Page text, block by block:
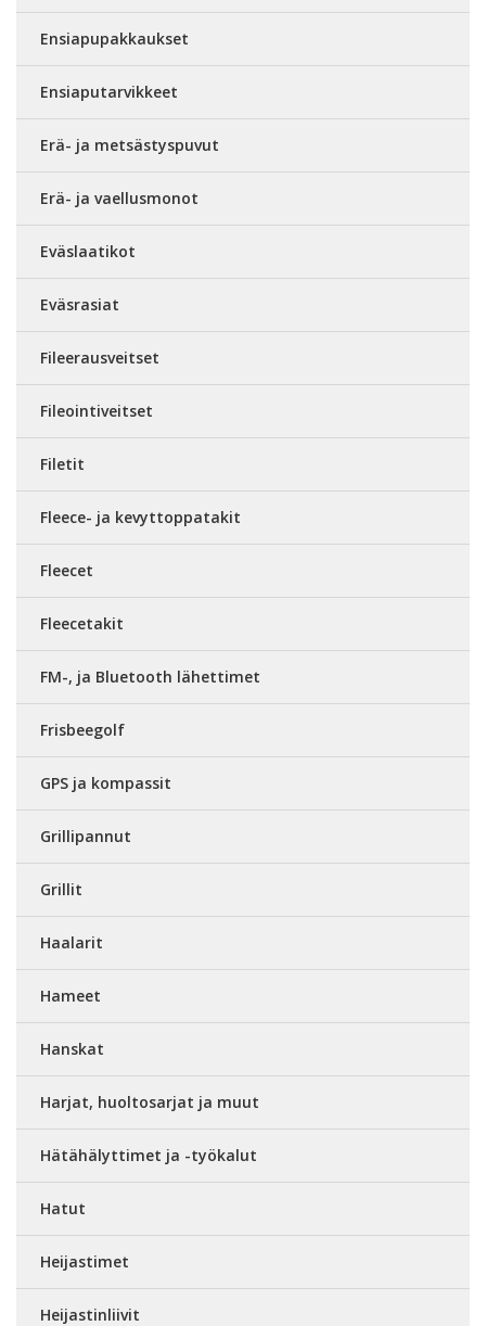
Ensiapupakkaukset
Ensiaputarvikkeet
Erä- ja metsästyspuvut
Erä- ja vaellusmonot
Eväslaatikot
Eväsrasiat
Fileerausveitset
Fileointiveitset
Filetit
Fleece- ja kevyttoppatakit
Fleecet
Fleecetakit
FM-, ja Bluetooth lähettimet
Frisbeegolf
GPS ja kompassit
Grillipannut
Grillit
Haalarit
Hameet
Hanskat
Harjat, huoltosarjat ja muut
Hätähälyttimet ja -työkalut
Hatut
Heijastimet
Heijastinliivit